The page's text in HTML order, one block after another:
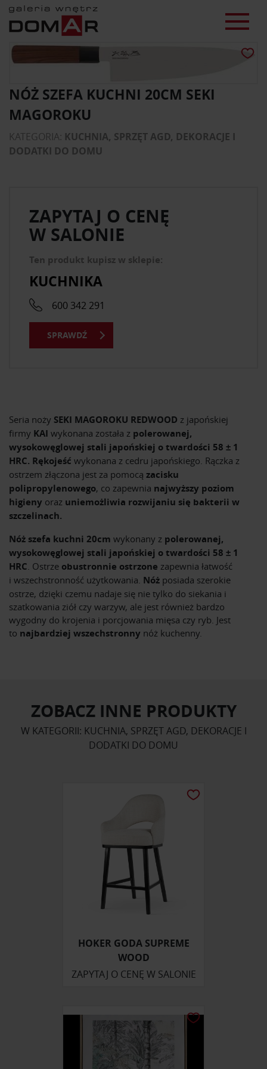
NÓŻ SZEFA KUCHNI 20CM SEKI
MAGOROKU
KATEGORIA: KUCHNIA, SPRZĘT AGD, DEKORACJE I
DODATKI DO DOMU
Seria noży SEKI MAGOROKU REDWOOD z japońskiej
firmy KAI wykonana została z polerowanej,
wysokowęglowej stali japońskiej o twardości 58 ± 1
HRC. Rękojeść wykonana z cedru japońskiego. Rączka z
ostrzem złączona jest za pomocą zacisku
polipropylenowego, co zapewnia najwyższy poziom
higieny oraz uniemożliwia rozwijaniu się bakterii w
szczelinach.
Nóż szefa kuchni 20cm wykonany z polerowanej,
wysokowęglowej stali japońskiej o twardości 58 ± 1
HRC. Ostrze obustronnie ostrzone zapewnia łatwość
i wszechstronność użytkowania. Nóż posiada szerokie
ostrze, dzięki czemu nadaje się nie tylko do siekania i
szatkowania ziół czy warzyw, ale jest również bardzo
wygodny do krojenia i porcjowania mięsa czy ryb. Jest
to najbardziej wszechstronny nóż kuchenny.
ZAPYTAJ O CENĘ
W SALONIE
Ten produkt kupisz w sklepie:
KUCHNIKA
600 342 291
SPRAWDŹ
ZOBACZ INNE PRODUKTY
W KATEGORII: KUCHNIA, SPRZĘT AGD, DEKORACJE I
DODATKI DO DOMU
HOKER GODA SUPREME
WOOD
ZAPYTAJ O CENĘ W SALONIE